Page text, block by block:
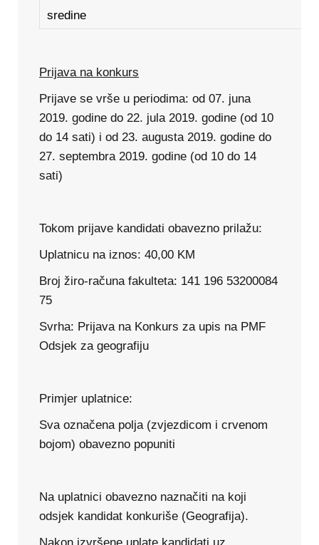
sredine
Prijava na konkurs
Prijave se vrše u periodima: od 07. juna
2019. godine do 22. jula 2019. godine (od 10
do 14 sati) i od 23. augusta 2019. godine do
27. septembra 2019. godine (od 10 do 14
sati)
Tokom prijave kandidati obavezno prilažu:
Uplatnicu na iznos: 40,00 KM
Broj žiro-računa fakulteta: 141 196 53200084
75
Svrha: Prijava na Konkurs za upis na PMF
Odsjek za geografiju
Primjer uplatnice:
Sva označena polja (zvjezdicom i crvenom
bojom) obavezno popuniti
Na uplatnici obavezno naznačiti na koji
odsjek kandidat konkuriše (Geografija).